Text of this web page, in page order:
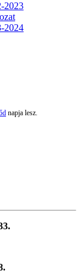
2023
2024
napja lesz.